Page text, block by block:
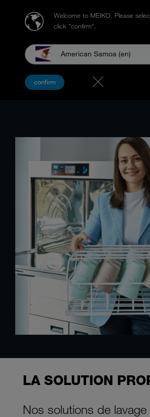
Welcome to MEIKO. Please
click "confirm".
American Samoa (en)
confirmENSEMBLE
LA SOLUTION
Nos solutions de